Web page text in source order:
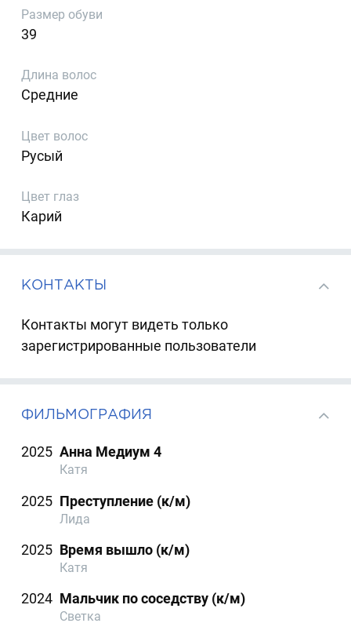
Размер обуви
39
Длина волос
Средние
Цвет волос
Русый
Цвет глаз
Карий
КОНТАКТЫ
Контакты могут видеть только
зарегистрированные пользователи
ФИЛЬМОГРАФИЯ
2025 Анна Медиум 4
Катя
2025 Преступление (к/м)
Лида
2025 Время вышло (к/м)
Катя
2024 Мальчик по соседству (к/м)
Светка